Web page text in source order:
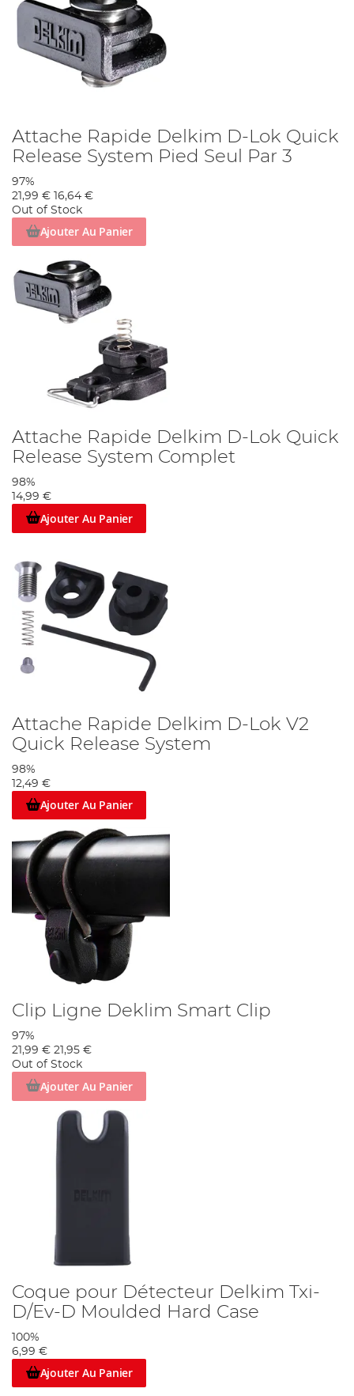
Attache Rapide Delkim D-Lok Quick
Release System Pied Seul Par 3
97%
21,99 € 16,64 €
Out of Stock
Ajouter Au Panier
Attache Rapide Delkim D-Lok Quick
Release System Complet
98%
14,99 €
Ajouter Au Panier
Attache Rapide Delkim D-Lok V2
Quick Release System
98%
12,49 €
Ajouter Au Panier
Clip Ligne Deklim Smart Clip
97%
21,99 € 21,95 €
Out of Stock
Ajouter Au Panier
Coque pour Détecteur Delkim Txi-
D/Ev-D Moulded Hard Case
100%
6,99 €
Ajouter Au Panier